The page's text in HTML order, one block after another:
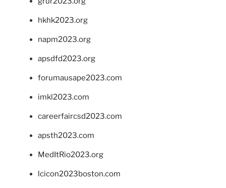
hkhk2023.org
napm2023.org
apsdfd2023.org
forumausape2023.com
imkl2023.com
careerfaircsd2023.com
apsth2023.com
MedItRio2023.org
lcicon2023boston.com